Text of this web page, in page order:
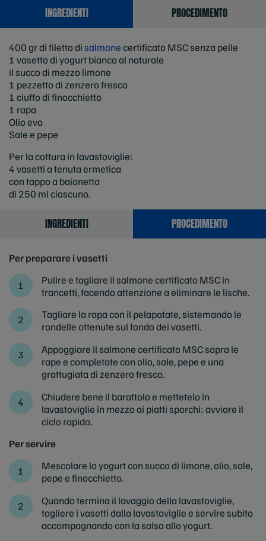
INGREDIENTI PROCEDIMENTO
400 gr di filetto disalmonecertificato MSC senza pelle
1 vasetto di yogurt bianco al naturale
il succo di mezzo limone
1 pezzetto di zenzero fresco
1 ciuffo di finocchietto
1 rapa
Olio evo
Sale e pepe
Per la cottura in lavastoviglie:
4 vasetti a tenuta ermetica
con tappo a baionetta
di 250 ml ciascuno.
INGREDIENTI PROCEDIMENTO
Per preparare i vasetti
Pulire e tagliare il salmone certificato MSC in
trancetti, facendo attenzionea eliminare le lische.
Tagliare la rapa con il pelapatate, sistemando le
rondelle ottenutesul fondo dei vasetti.
Appoggiare il salmone certificato MSC sopra le
rape e completate con olio,sale, pepe e una
grattugiata di zenzero fresco.
Chiudere bene il barattolo e mettetelo in
lavastoviglie in mezzo ai piattisporchi; avviare il
ciclo rapido.
Per servire
Mescolare lo yogurt con succo di limone, olio, sale,
pepee finocchietto.
Quando termina il lavaggio della lavastoviglie,
togliere i vasetti dalla lavastoviglie e servire subito
accompagnando con la salsa allo yogurt.